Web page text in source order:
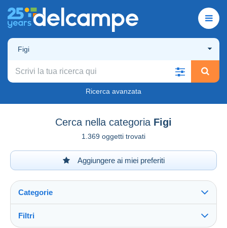
Figi
Ricerca avanzata
Cerca nella categoria Figi
1.369 oggetti trovati
Aggiungere ai miei preferiti
Categorie
Filtri